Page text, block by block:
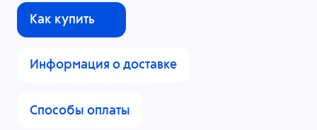
Как купить
Информация о доставке
Способы оплаты